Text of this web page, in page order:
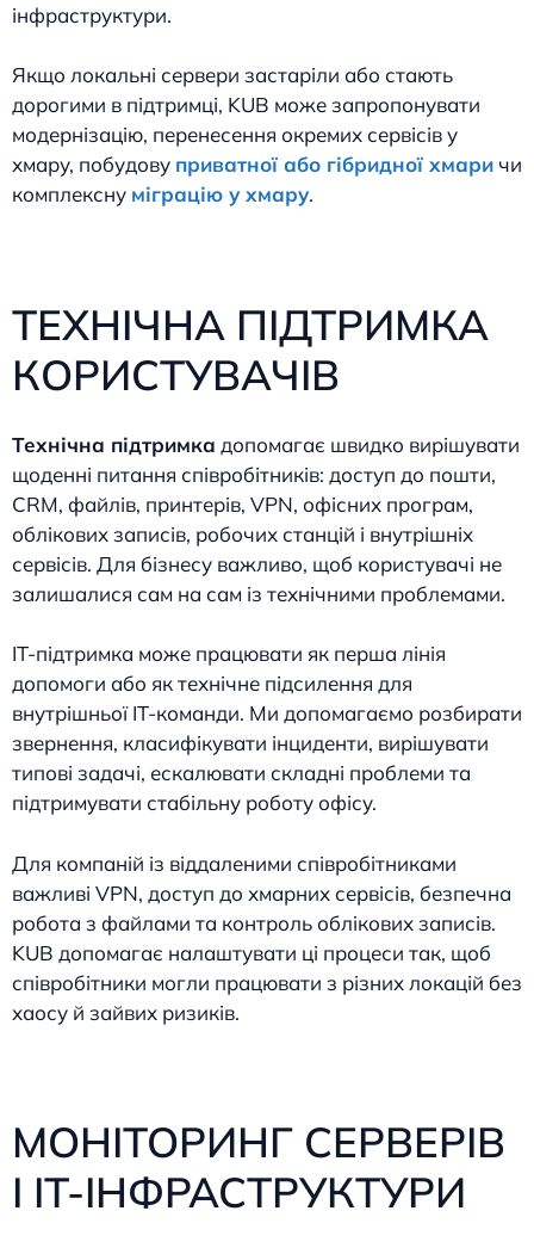
інфраструктури.
Якщо локальні сервери застаріли або стають
дорогими в підтримці, KUB може запропонувати
модернізацію, перенесення окремих сервісів у
хмару, побудову приватної або гібридної хмари чи
комплексну міграцію у хмару.
ТЕХНІЧНА ПІДТРИМКА
КОРИСТУВАЧІВ
Технічна підтримка допомагає швидко вирішувати
щоденні питання співробітників: доступ до пошти,
CRM, файлів, принтерів, VPN, офісних програм,
облікових записів, робочих станцій і внутрішніх
сервісів. Для бізнесу важливо, щоб користувачі не
залишалися сам на сам із технічними проблемами.
IT-підтримка може працювати як перша лінія
допомоги або як технічне підсилення для
внутрішньої IT-команди. Ми допомагаємо розбирати
звернення, класифікувати інциденти, вирішувати
типові задачі, ескалювати складні проблеми та
підтримувати стабільну роботу офісу.
Для компаній із віддаленими співробітниками
важливі VPN, доступ до хмарних сервісів, безпечна
робота з файлами та контроль облікових записів.
KUB допомагає налаштувати ці процеси так, щоб
співробітники могли працювати з різних локацій без
хаосу й зайвих ризиків.
МОНІТОРИНГ СЕРВЕРІВ
І IT-ІНФРАСТРУКТУРИ